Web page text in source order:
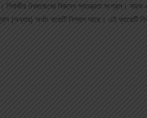
ঔরঙ্গজেবের বিরুদ্ধে স্বতন্ত্রতা সংগ্রাম।
(অধ্যায়) অর্থাং বারোটি নিশ্বাস আছে। এই ব্যারোটি